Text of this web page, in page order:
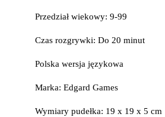
Przedział wiekowy: 9-99
Czas rozgrywki: Do 20 minut
Polska wersja językowa
Marka: Edgard Games
Wymiary pudełka: 19 x 19 x 5 cm